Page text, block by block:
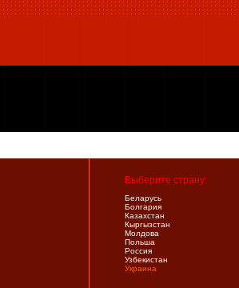
Выберите страну:
Беларусь
Болгария
Казахстан
Кыргызстан
Молдова
Польша
Россия
Узбекистан
Украина